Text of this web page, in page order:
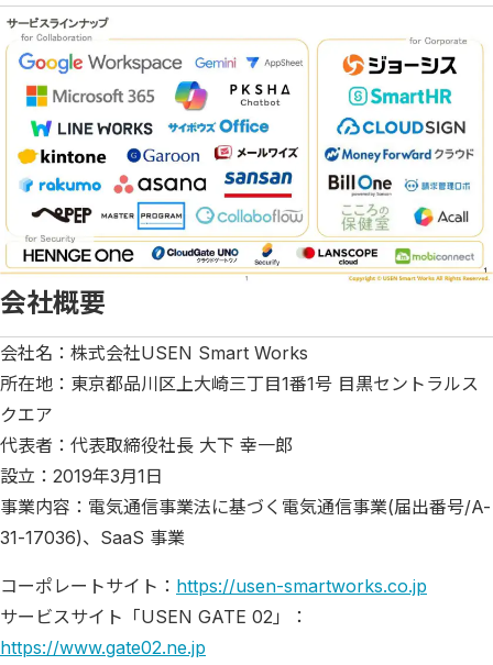
会社概要
会社名：株式会社USEN Smart Works
所在地：東京都品川区上大崎三丁目1番1号 目黒セントラルス
クエア
代表者：代表取締役社長 大下 幸一郎
設立：2019年3月1日
事業内容：電気通信事業法に基づく電気通信事業(届出番号/A-
31-17036)、SaaS 事業
コーポレートサイト： https://usen-smartworks.co.jp
サービスサイト「USEN GATE 02」：
https://www.gate02.ne.jp